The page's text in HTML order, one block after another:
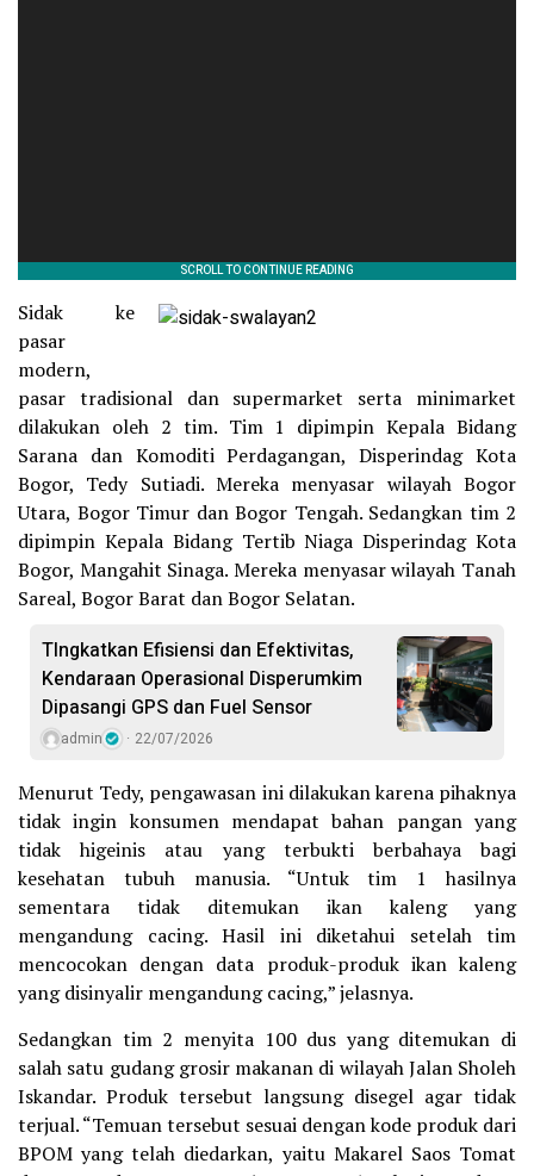
Sidak ke
pasar
modern,
pasar tradisional dan supermarket serta minimarket
dilakukan oleh 2 tim. Tim 1 dipimpin Kepala Bidang
Sarana dan Komoditi Perdagangan, Disperindag Kota
Bogor, Tedy Sutiadi. Mereka menyasar wilayah Bogor
Utara, Bogor Timur dan Bogor Tengah. Sedangkan tim 2
dipimpin Kepala Bidang Tertib Niaga Disperindag Kota
Bogor, Mangahit Sinaga. Mereka menyasar wilayah Tanah
Sareal, Bogor Barat dan Bogor Selatan.
TIngkatkan Efisiensi dan Efektivitas,
Kendaraan Operasional Disperumkim
Dipasangi GPS dan Fuel Sensor
admin 22/07/2026
Menurut Tedy, pengawasan ini dilakukan karena pihaknya
tidak ingin konsumen mendapat bahan pangan yang
tidak higeinis atau yang terbukti berbahaya bagi
kesehatan tubuh manusia. “Untuk tim 1 hasilnya
sementara tidak ditemukan ikan kaleng yang
mengandung cacing. Hasil ini diketahui setelah tim
mencocokan dengan data produk-produk ikan kaleng
yang disinyalir mengandung cacing,” jelasnya.
Sedangkan tim 2 menyita 100 dus yang ditemukan di
salah satu gudang grosir makanan di wilayah Jalan Sholeh
Iskandar. Produk tersebut langsung disegel agar tidak
terjual. “Temuan tersebut sesuai dengan kode produk dari
BPOM yang telah diedarkan, yaitu Makarel Saos Tomat